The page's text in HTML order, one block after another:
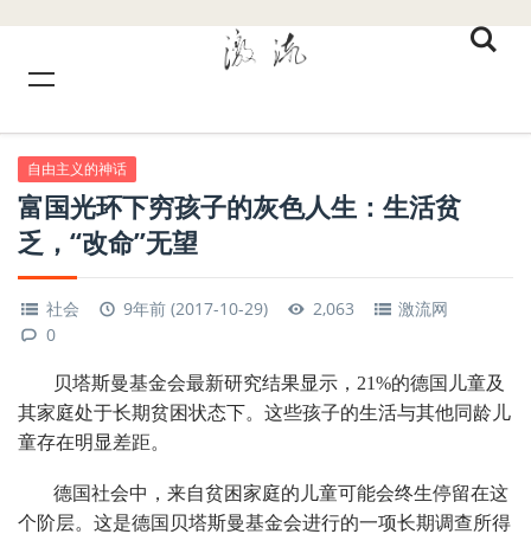
自由主义的神话
富国光环下穷孩子的灰色人生：生活贫
乏，“改命”无望
社会 9年前 (2017-10-29) 2,063
激流网
0
贝塔斯曼基金会最新研究结果显示，21%的德国儿童及
其家庭处于长期贫困状态下。这些孩子的生活与其他同龄儿
童存在明显差距。
德国社会中，来自贫困家庭的儿童可能会终生停留在这
个阶层。这是德国贝塔斯曼基金会进行的一项长期调查所得